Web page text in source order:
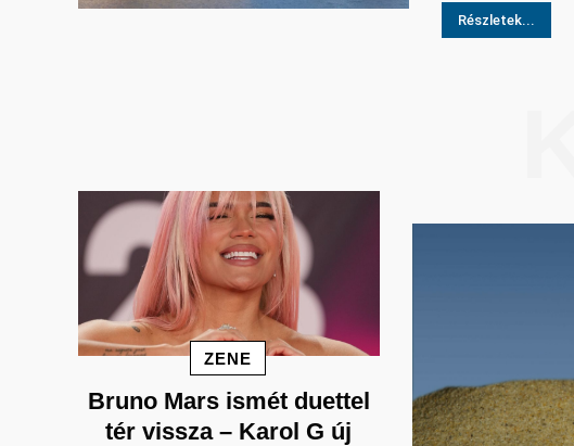
Részletek...
ZENE
Bruno Mars ismét duettel
tér vissza – Karol G új